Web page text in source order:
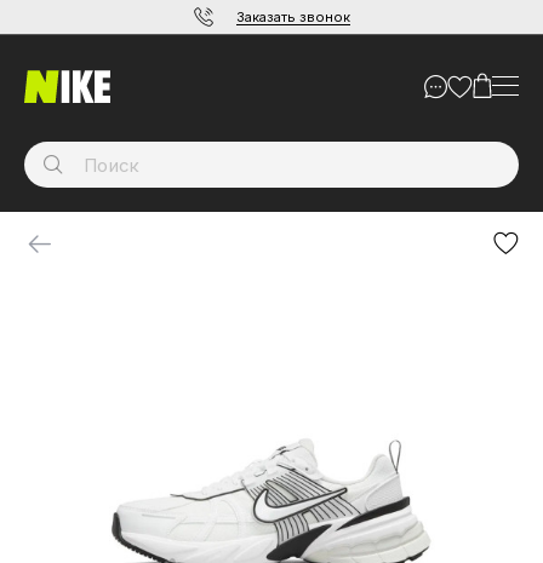
Заказать звонок